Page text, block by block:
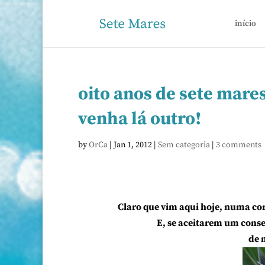
início
oito anos de sete
venha lá outro!
byOrCa | Jan 1, 2012 | Sem categoria | 3 comments
Claro que vim aqui hoje, numa
E, se aceitarem um
de